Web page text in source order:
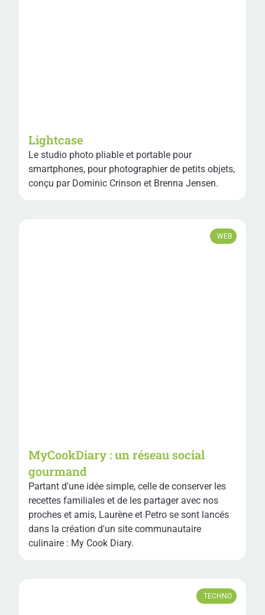
Lightcase
Le studio photo pliable et portable pour
smartphones, pour photographier de petits objets,
conçu par Dominic Crinson et Brenna Jensen.
WEB
MyCookDiary : un réseau social
gourmand
Partant d'une idée simple, celle de conserver les
recettes familiales et de les partager avec nos
proches et amis, Laurène et Petro se sont lancés
dans la création d'un site communautaire
culinaire : My Cook Diary.
TECHNO